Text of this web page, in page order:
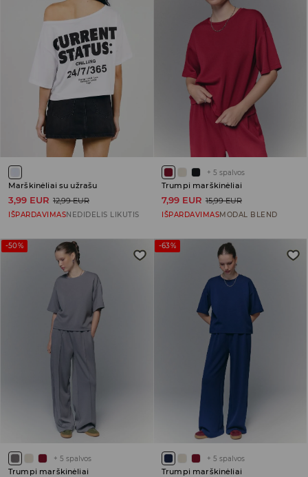
Marškinėliai su užrašu
3,99 EUR 12,99 EUR
IŠPARDAVIMASNEDIDELIS LIKUTIS
+ 5 spalvos
Trumpi marškinėliai
7,99 EUR 15,99 EUR
IŠPARDAVIMASMODAL BLEND
-50%
+ 5 spalvos
Trumpi marškinėliai
-63%
+ 5 spalvos
Trumpi marškinėliai